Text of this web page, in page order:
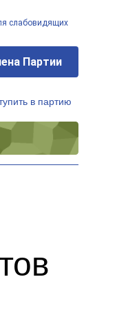
слабовидящих
Партии
в партию